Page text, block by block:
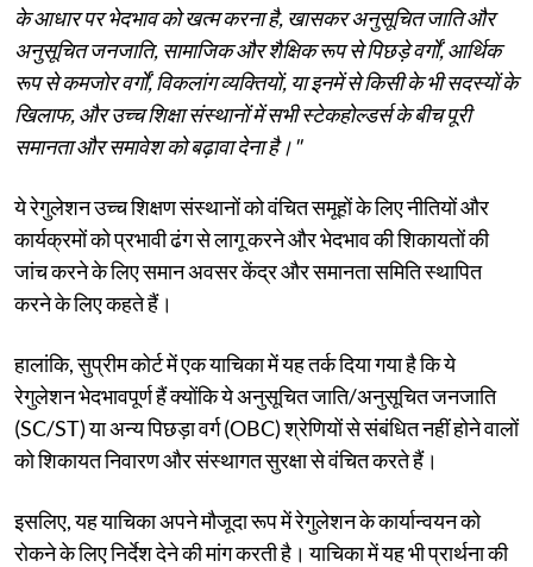
के आधार पर भेदभाव को खत्म करना है, खासकर अनुसूचित जाति और
अनुसूचित जनजाति, सामाजिक और शैक्षिक रूप से पिछड़े वर्गों, आर्थिक
रूप से कमजोर वर्गों, विकलांग व्यक्तियों, या इनमें से किसी के भी सदस्यों के
खिलाफ, और उच्च शिक्षा संस्थानों में सभी स्टेकहोल्डर्स के बीच पूरी
समानता और समावेश को बढ़ावा देना है।"
ये रेगुलेशन उच्च शिक्षण संस्थानों को वंचित समूहों के लिए नीतियों और
कार्यक्रमों को प्रभावी ढंग से लागू करने और भेदभाव की शिकायतों की
जांच करने के लिए समान अवसर केंद्र और समानता समिति स्थापित
करने के लिए कहते हैं।
हालांकि, सुप्रीम कोर्ट में एक याचिका में यह तर्क दिया गया है कि ये
रेगुलेशन भेदभावपूर्ण हैं क्योंकि ये अनुसूचित जाति/अनुसूचित जनजाति
(SC/ST) या अन्य पिछड़ा वर्ग (OBC) श्रेणियों से संबंधित नहीं होने वालों
को शिकायत निवारण और संस्थागत सुरक्षा से वंचित करते हैं।
इसलिए, यह याचिका अपने मौजूदा रूप में रेगुलेशन के कार्यान्वयन को
रोकने के लिए निर्देश देने की मांग करती है। याचिका में यह भी प्रार्थना की